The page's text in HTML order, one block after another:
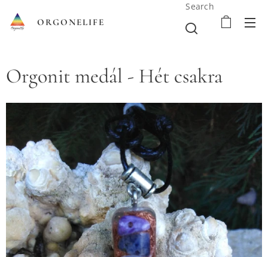
ORGONELIFE
Search
Orgonit medál - Hét csakra